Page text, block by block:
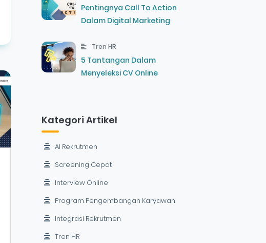
Pentingnya Call To Action
Dalam Digital Marketing
Tren HR
5 Tantangan Dalam
Menyeleksi CV Online
Kategori Artikel
AI Rekrutmen
Screening Cepat
Interview Online
Program Pengembangan Karyawan
Integrasi Rekrutmen
Tren HR